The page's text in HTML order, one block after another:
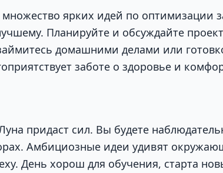
множество ярких идей по оптимизации
Планируйте и обсуждайте
домашними делами или
заботе о здоровье и
придаст сил. Вы будете
Амбициозные идеи удивят
День хорош для обучения, старта